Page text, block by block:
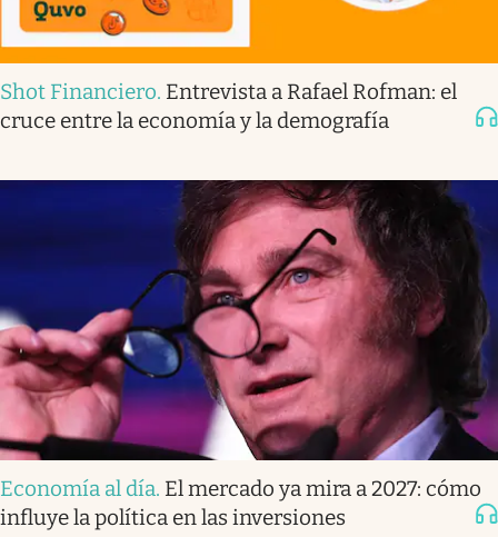
Shot Financiero. Entrevista a Rafael Rofman: el
cruce entre la economía y la demografía
Economía al día. El mercado ya mira a 2027: cómo
influye la política en las inversiones